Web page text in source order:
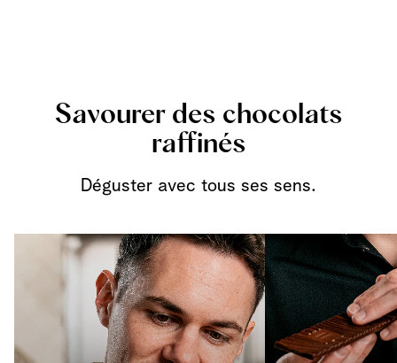
Savourer des chocolats
raffinés
Déguster avec tous ses sens.